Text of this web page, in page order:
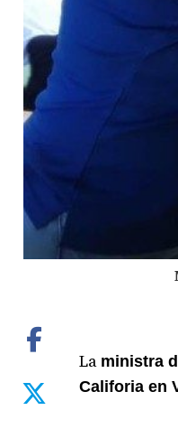
La ministra
Califoria en